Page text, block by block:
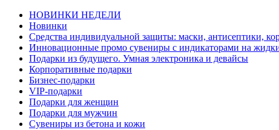
НОВИНКИ НЕДЕЛИ
Новинки
Средства индивидуальной защиты: маски, антисептики,
Инновационные промо сувениры с индикаторами на
Подарки из будущего. Умная электроника и девайсы
Корпоративные подарки
Бизнес-подарки
VIP-подарки
Подарки для женщин
Подарки для мужчин
Сувениры из бетона и кожи